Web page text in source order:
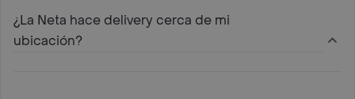
¿La Neta hace delivery cerca de mi
ubicación?